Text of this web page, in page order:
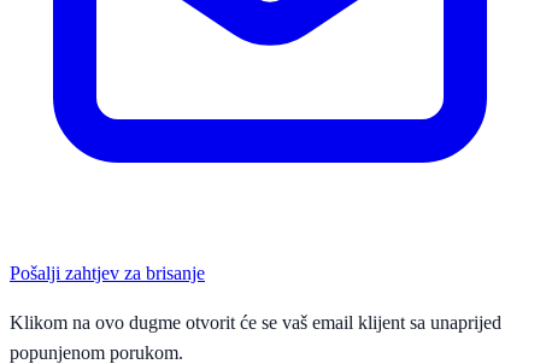
Pošalji zahtjev za brisanje
Klikom na ovo dugme otvorit će se vaš email klijent sa unaprijed
popunjenom porukom.